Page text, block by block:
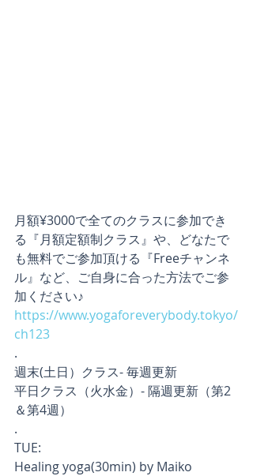
月額¥3000で全てのクラスに参加でき
る『月額定額制クラス』や、どなたで
も無料でご参加頂ける『Freeチャンネ
ル』など、ご自身に合った方法でご参
加ください♪
https://www.yogaforeverybody.tokyo/
ch123
.
週末(土日）クラス- 毎週更新
平日クラス（火水金）- 隔週更新（第2
＆第4週）
.
TUE:
Healing yoga(30min) by Maiko